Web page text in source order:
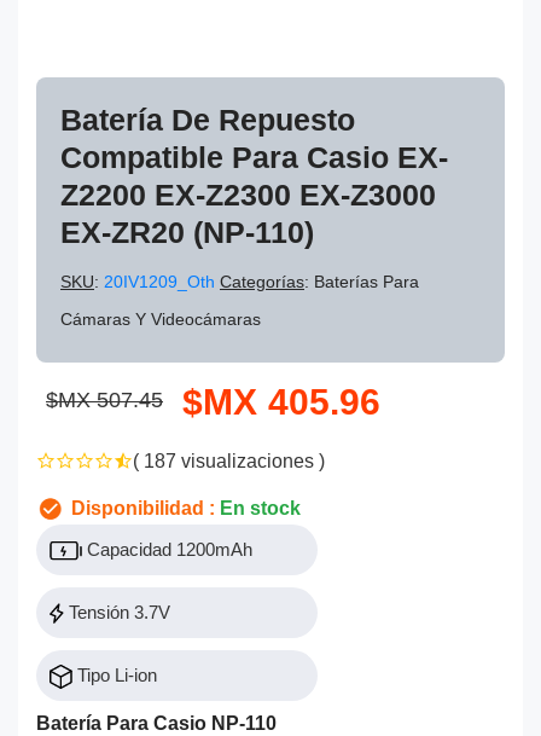
Batería De Repuesto
Compatible Para Casio EX-
Z2200 EX-Z2300 EX-Z3000
EX-ZR20 (NP-110)
SKU: 20IV1209_Oth Categorías: Baterías Para
Cámaras Y Videocámaras
$MX 507.45 $MX 405.96
( 187 visualizaciones )
Disponibilidad : En stock
Capacidad 1200mAh
Tensión 3.7V
Tipo Li-ion
Batería Para Casio NP-110